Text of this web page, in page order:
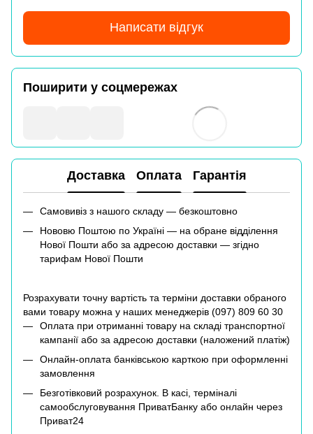
Написати відгук
Поширити у соцмережах
Доставка Оплата Гарантія
Самовивіз з нашого складу — безкоштовно
Нововю Поштою по Україні — на обране відділення
Нової Пошти або за адресою доставки — згідно
тарифам Нової Пошти
Розрахувати точну вартість та терміни доставки обраного
вами товару можна у наших менеджерів (097) 809 60 30
Оплата при отриманні товару на складі транспортної
кампанії або за адресою доставки (наложений платіж)
Онлайн-оплата банківською карткою при оформленні
замовлення
Безготівковий розрахунок. В касі, терміналі
самообслуговування ПриватБанку або онлайн через
Приват24